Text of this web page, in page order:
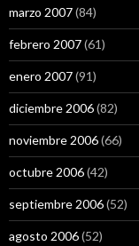
marzo 2007(84)
febrero 2007(61)
enero 2007(91)
diciembre 2006(82)
noviembre 2006(66)
octubre 2006(42)
septiembre 2006(52)
agosto 2006(52)